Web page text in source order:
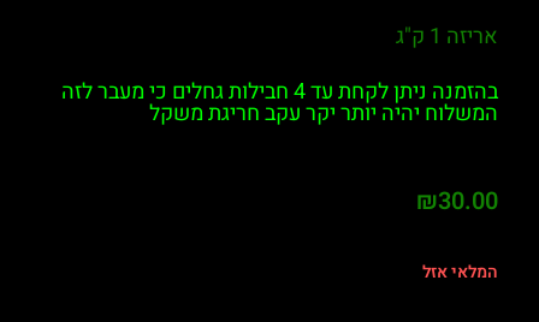
אריזה 1 ק"ג
בהזמנה ניתן לקחת עד 4 חבילות גחלים כי מעבר לזה
המשלוח יהיה יותר יקר עקב חריגת משקל
₪30.00
המלאי אזל